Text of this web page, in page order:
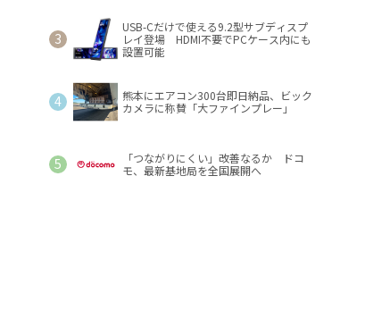
USB-Cだけで使える9.2型サブディスプ
レイ登場 HDMI不要でPCケース内にも
設置可能
熊本にエアコン300台即日納品、ビック
カメラに称賛「大ファインプレー」
「つながりにくい」改善なるか ドコ
モ、最新基地局を全国展開へ